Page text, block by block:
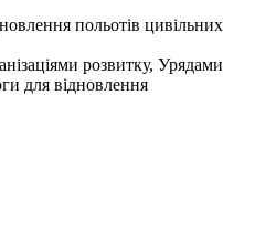
польотів цивільних
розвитку, Урядами
для відновлення